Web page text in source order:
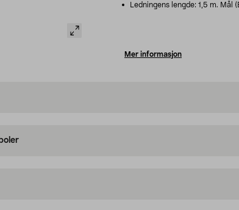
Ledningens lengde: 1,5 m. Mål
Mer informasjon